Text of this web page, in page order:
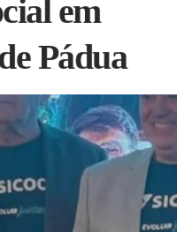
em
Pádua